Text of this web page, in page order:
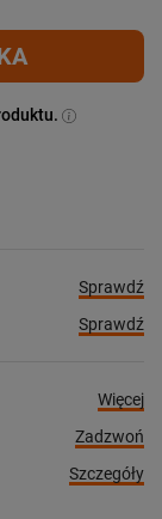
Sprawdź
Sprawdź
Więcej
Zadzwoń
Szczegóły